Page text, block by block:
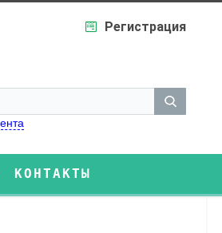
Регистрация
КОНТАКТЫ